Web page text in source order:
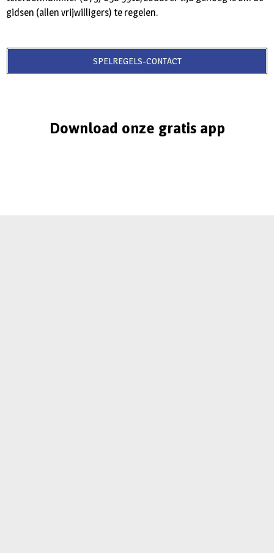
gidsen (allen vrijwilligers) te regelen.
SPELREGELS-CONTACT
Download onze gratis app